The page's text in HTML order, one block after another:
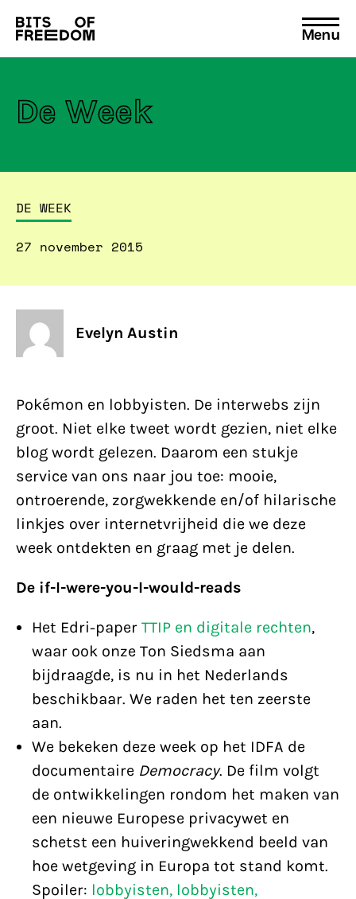
Search
for:
Menu
De Week
DE WEEK
27 november 2015
Evelyn Austin
Pokémon en lobbyisten. De interwebs zijn
groot. Niet elke tweet wordt gezien, niet elke
blog wordt gelezen. Daarom een stukje
service van ons naar jou toe: mooie,
ontroerende, zorgwekkende en/of hilarische
linkjes over internetvrijheid die we deze
week ontdekten en graag met je delen.
De if-I-were-you-I-would-reads
Het Edri-paper TTIP en digitale rechten,
waar ook onze Ton Siedsma aan
bijdraagde, is nu in het Nederlands
beschikbaar. We raden het ten zeerste
aan.
We bekeken deze week op het IDFA de
documentaire Democracy. De film volgt
de ontwikkelingen rondom het maken van
een nieuwe Europese privacywet en
schetst een huiveringwekkend beeld van
hoe wetgeving in Europa tot stand komt.
Spoiler: lobbyisten, lobbyisten,